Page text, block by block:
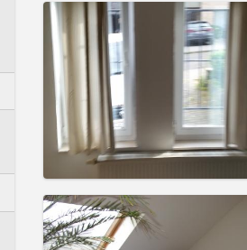
Praktische Informatie
Huur: 1070 € (535 €/pers.)
Kosten: 230 € (115 €/pers.)
Duur: 12 maanden
Domiciliëring: Met voorwaarden